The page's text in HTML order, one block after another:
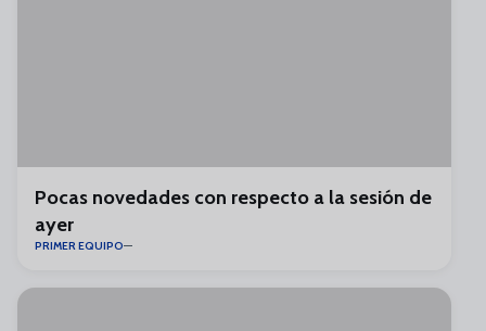
Pocas novedades con respecto a la sesión de
ayer
PRIMER EQUIPO